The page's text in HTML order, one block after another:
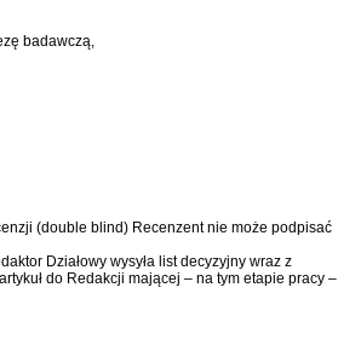
badawczą,
(double blind) Recenzent nie może podpisać
Działowy wysyła list decyzyjny wraz z
do Redakcji mającej – na tym etapie pracy –